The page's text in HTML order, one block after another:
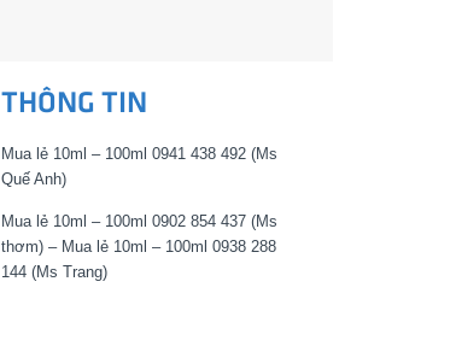
THÔNG TIN
Mua lẻ 10ml – 100ml 0941 438 492 (Ms
Quế Anh)
Mua lẻ 10ml – 100ml 0902 854 437 (Ms
thơm) – Mua lẻ 10ml – 100ml 0938 288
144 (Ms Trang)